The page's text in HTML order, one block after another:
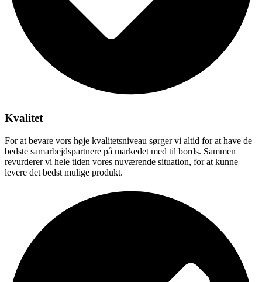
Kvalitet
For at bevare vors høje kvalitetsniveau sørger vi altid for at have de
bedste samarbejdspartnere på markedet med til bords. Sammen
revurderer vi hele tiden vores nuværende situation, for at kunne
levere det bedst mulige produkt.